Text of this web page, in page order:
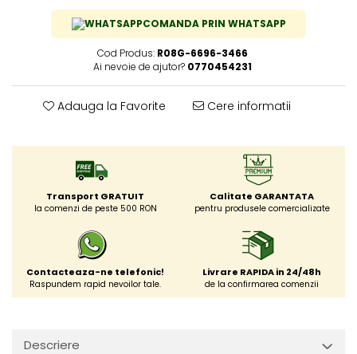
COMANDA PRIN WHATSAPP
Cod Produs: R08G-6696-3466
Ai nevoie de ajutor? 0770454231
Adauga la Favorite Cere informatii
Transport GRATUIT
la comenzi de peste 500 RON
Calitate GARANTATA
pentru produsele comercializate
Contacteaza-ne telefonic!
Raspundem rapid nevoilor tale.
Livrare RAPIDA in 24/48h
de la confirmarea comenzii
Descriere